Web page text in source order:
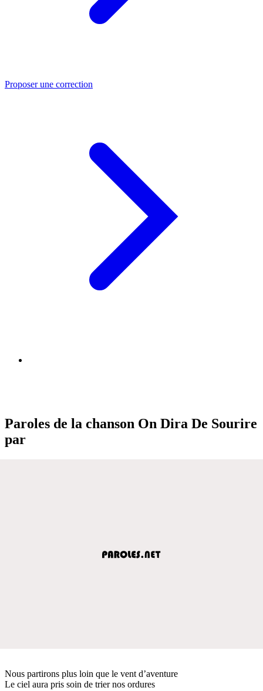
Proposer une correction
Paroles de la chanson On Dira De Sourire
par
Nous partirons plus loin que le vent d’aventure
Le ciel aura pris soin de trier nos ordures